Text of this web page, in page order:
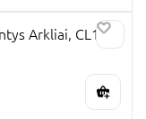
Arkliai, CL186